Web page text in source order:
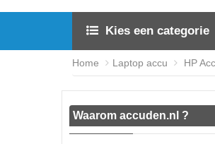
Kies een categorie
Home Laptop accu HP
Waarom accuden.nl ?